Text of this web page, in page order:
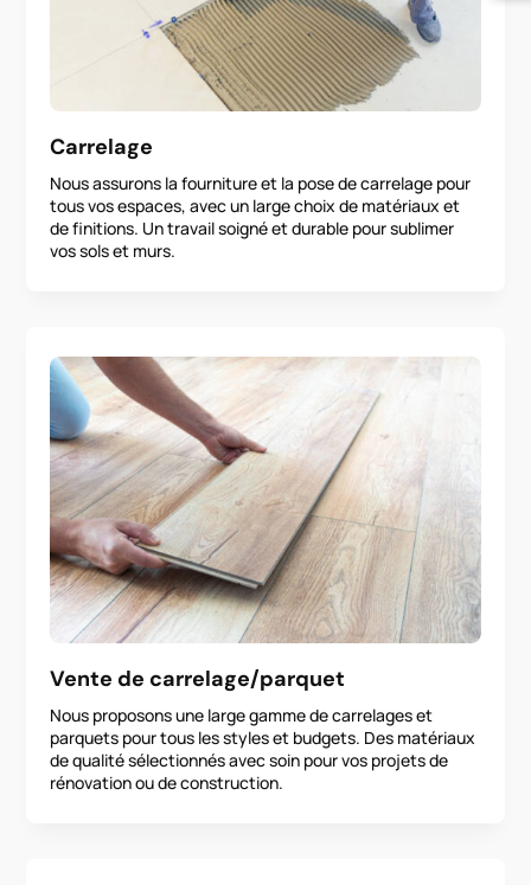
Carrelage
Nous assurons la fourniture et la pose de carrelage pour
tous vos espaces, avec un large choix de matériaux et
de finitions. Un travail soigné et durable pour sublimer
vos sols et murs.
Vente de carrelage/parquet
Nous proposons une large gamme de carrelages et
parquets pour tous les styles et budgets. Des matériaux
de qualité sélectionnés avec soin pour vos projets de
rénovation ou de construction.